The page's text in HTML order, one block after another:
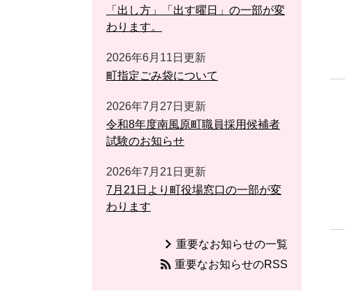
「出し方」「出す曜日」の一部が変
わります。
2026年6月11日更新
町指定ごみ袋について
2026年7月27日更新
令和8年度南風原町職員採用候補者
試験のお知らせ
2026年7月21日更新
7月21日より町役場窓口の一部が変
わります
重要なお知らせの一覧
重要なお知らせのRSS